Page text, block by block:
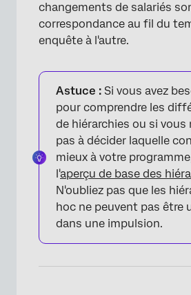
changements de salariés
correspondance au fil du
enquête à l'autre.
Astuce : Si vous avez
pour comprendre les
de hiérarchies ou si vous
pas à décider laquelle
mieux à votre
l'aperçu de base des
N'oubliez pas que les
hoc ne peuvent pas être
dans une impulsion.